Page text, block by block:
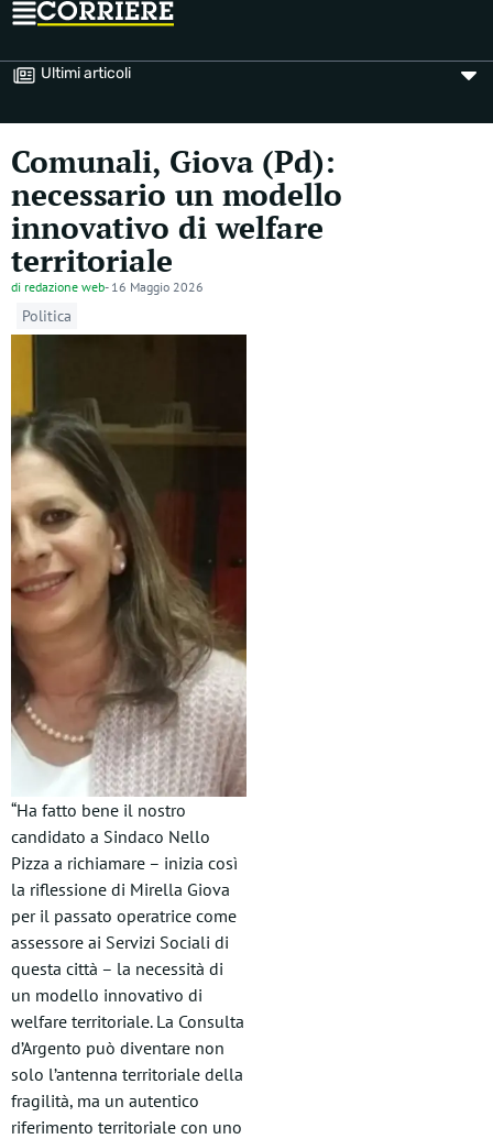
Ultimi articoli
Comunali, Giova (Pd):
necessario un modello
innovativo di welfare
territoriale
di redazione web- 16 Maggio 2026
Politica
“Ha fatto bene il nostro
candidato a Sindaco Nello
Pizza a richiamare – inizia così
la riflessione di Mirella Giova
per il passato operatrice come
assessore ai Servizi Sociali di
questa città – la necessità di
un modello innovativo di
welfare territoriale. La Consulta
d’Argento può diventare non
solo l’antenna territoriale della
fragilità, ma un autentico
riferimento territoriale con uno